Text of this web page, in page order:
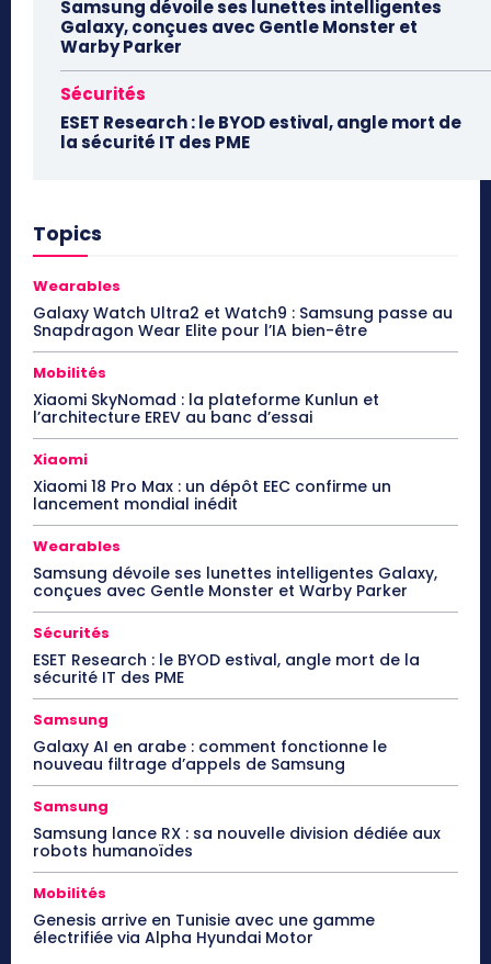
Samsung dévoile ses lunettes intelligentes
Galaxy, conçues avec Gentle Monster et
Warby Parker
Sécurités
ESET Research : le BYOD estival, angle mort de
la sécurité IT des PME
Topics
Wearables
Galaxy Watch Ultra2 et Watch9 : Samsung passe au
Snapdragon Wear Elite pour l’IA bien-être
Mobilités
Xiaomi SkyNomad : la plateforme Kunlun et
l’architecture EREV au banc d’essai
Xiaomi
Xiaomi 18 Pro Max : un dépôt EEC confirme un
lancement mondial inédit
Wearables
Samsung dévoile ses lunettes intelligentes Galaxy,
conçues avec Gentle Monster et Warby Parker
Sécurités
ESET Research : le BYOD estival, angle mort de la
sécurité IT des PME
Samsung
Galaxy AI en arabe : comment fonctionne le
nouveau filtrage d’appels de Samsung
Samsung
Samsung lance RX : sa nouvelle division dédiée aux
robots humanoïdes
Mobilités
Genesis arrive en Tunisie avec une gamme
électrifiée via Alpha Hyundai Motor